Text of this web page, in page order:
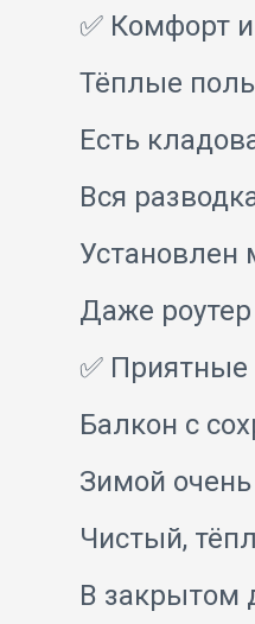
✅ Комфорт
Тёплые
Есть
Вся
Установлен
Даже
✅
Балкон с
Зимой
Чистый,
В закрытом